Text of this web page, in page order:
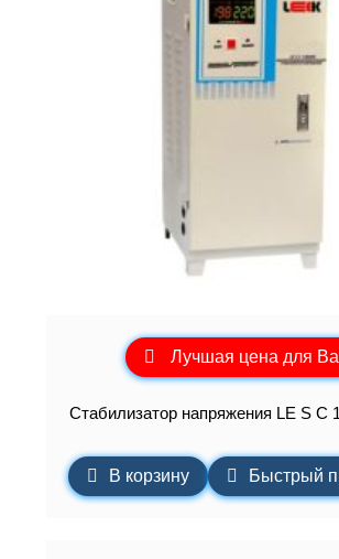
Лучшая цена для
Стабилизатор напряжения LE S C
В корзину Быстрый